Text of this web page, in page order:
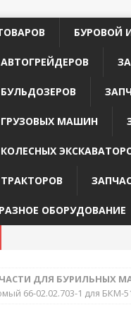
БУРОВОЙ
МАШИН
РАЗНОЕ ОБОРУДОВАНИЕ
ДЛЯ БУРИЛЬНЫХ
66-02.02.703-1 для БКМ-